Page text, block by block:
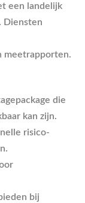
een landelijk
Diensten
meetrapporten.
die
kan zijn.
risico-
bij